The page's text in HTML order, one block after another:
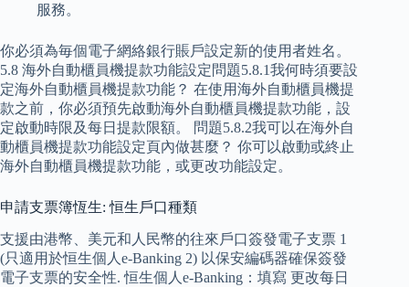
服務。
你必須為毎個電子網絡銀行賬戶設定新的使用者姓名。
5.8 海外自動櫃員機提款功能設定問題5.8.1我何時須要設
定海外自動櫃員機提款功能？ 在使用海外自動櫃員機提
款之前，你必須預先啟動海外自動櫃員機提款功能，設
定啟動時限及每日提款限額。 問題5.8.2我可以在海外自
動櫃員機提款功能設定頁內做甚麼？ 你可以啟動或終止
海外自動櫃員機提款功能，或更改功能設定。
申請支票簿恆生: 恒生戶口種類
支援由港幣、美元和人民幣的往來戶口簽發電子支票 1
(只適用於恒生個人e-Banking 2) 以保安編碼器確保簽發
電子支票的安全性. 恒生個人e-Banking：填寫 更改每日